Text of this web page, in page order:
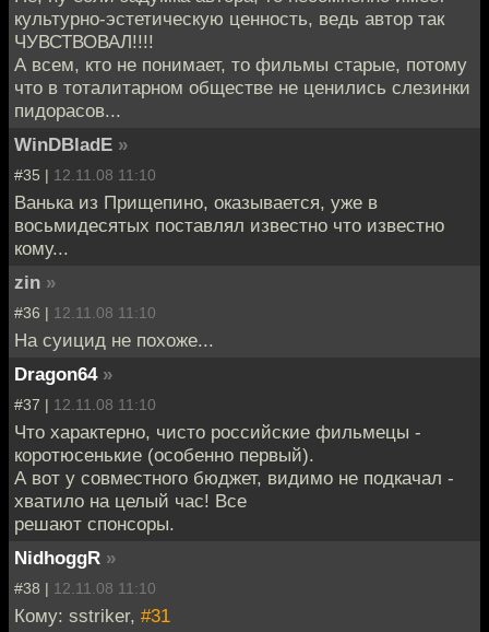
культурно-эстетическую ценность, ведь автор так
ЧУВСТВОВАЛ!!!!
А всем, кто не понимает, то фильмы старые, потому
что в тоталитарном обществе не ценились слезинки
пидорасов...
WinDBladE »
#35 | 12.11.08 11:10
Ванька из Прищепино, оказывается, уже в
восьмидесятых поставлял известно что известно
кому...
zin »
#36 | 12.11.08 11:10
На суицид не похоже...
Dragon64 »
#37 | 12.11.08 11:10
Что характерно, чисто российские фильмецы -
коротюсенькие (особенно первый).
А вот у совместного бюджет, видимо не подкачал -
хватило на целый час! Все
решают спонсоры.
NidhoggR »
#38 | 12.11.08 11:10
Кому: sstriker, #31